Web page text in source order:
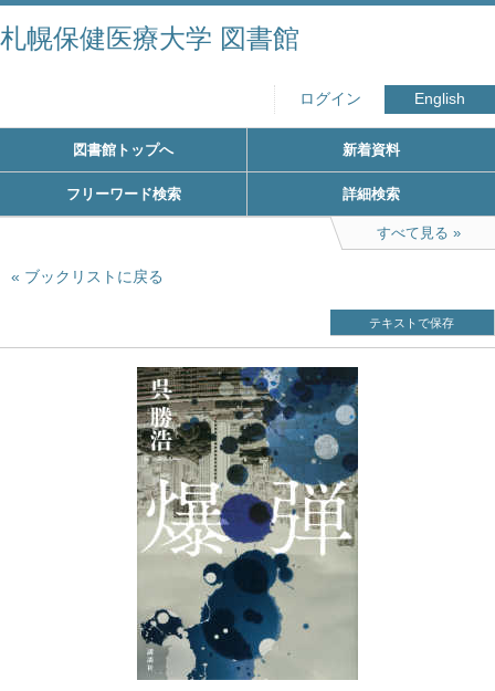
札幌保健医療大学 図書館
ログイン English
図書館トップへ 新着資料
フリーワード検索 詳細検索
すべて見る
ブックリストに戻る
テキストで保存